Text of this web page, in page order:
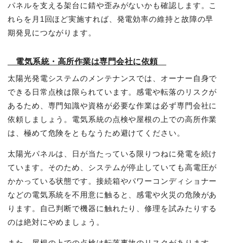
パネルを支える架台に錆や歪みがないかも確認します。こ
れらを月1回ほど実施すれば、発電効率の維持と故障の早
期発見につながります。
電気系統・高所作業は専門会社に依頼
太陽光発電システムのメンテナンスでは、オーナー自身で
できる日常点検は限られています。感電や転落のリスクが
あるため、専門知識や資格が必要な作業は必ず専門会社に
依頼しましょう。電気系統の点検や屋根の上での高所作業
は、極めて危険をともなうため避けてください。
太陽光パネルは、日が当たっている限りつねに発電を続け
ています。そのため、システムが停止していても高電圧が
かかっている状態です。接続箱やパワーコンディショナー
などの電気系統を不用意に触ると、感電や火災の危険があ
ります。自己判断で機器に触れたり、修理を試みたりする
のは絶対にやめましょう。
簡単30秒・完全無料